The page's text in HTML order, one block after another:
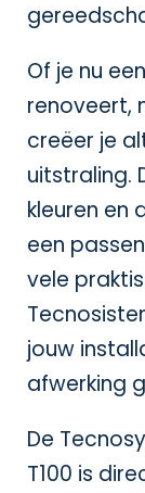
Of je nu
renoveert,
creëer je
uitstraling.
kleuren en
een
vele
jouw
afwerking
De
T100 is